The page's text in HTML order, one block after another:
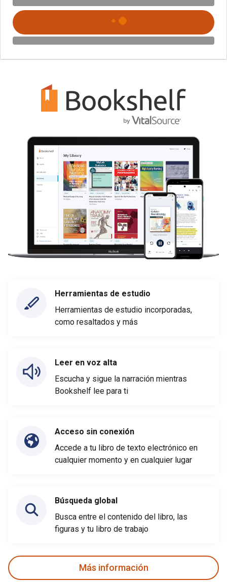
Herramientas de estudio
Herramientas de estudio incorporadas,
como resaltados y más
Leer en voz alta
Escucha y sigue la narración mientras
Bookshelf lee para ti
Acceso sin conexión
Accede a tu libro de texto electrónico en
cualquier momento y en cualquier lugar
Búsqueda global
Busca entre el contenido del libro, las
figuras y tu libro de trabajo
Más información